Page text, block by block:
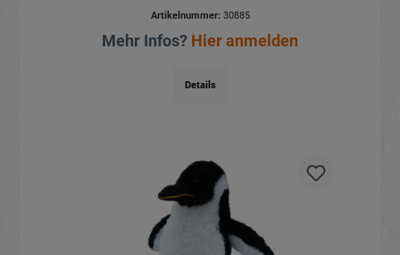
Artikelnummer:30885
Mehr Infos? Hier anmelden
Details